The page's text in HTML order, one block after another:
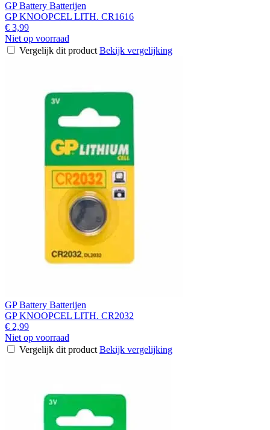
GP Battery Batterijen
GP KNOOPCEL LITH. CR1616
€ 3,99
Niet op voorraad
Vergelijk dit product Bekijk vergelijking
GP Battery Batterijen
GP KNOOPCEL LITH. CR2032
€ 2,99
Niet op voorraad
Vergelijk dit product Bekijk vergelijking